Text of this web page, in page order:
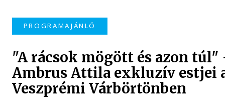
PROGRAMAJÁNLÓ
"A rácsok mögött és azon túl"
Ambrus Attila exkluzív estjei
Veszprémi Várbörtönben